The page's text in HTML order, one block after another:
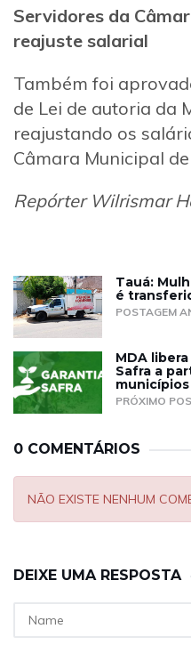
Servidores da
reajuste salarial
Também foi
de Lei de autoria da
reajustando os
Câmara Municipal
Repórter Wilrismar
Tauá:
é
POSTAGEM
MDA
Safra a
municípios
PRÓXIMO
0 COMENTÁRIOS
NÃO EXISTE NENHUM
DEIXE UMA RESPOSTA